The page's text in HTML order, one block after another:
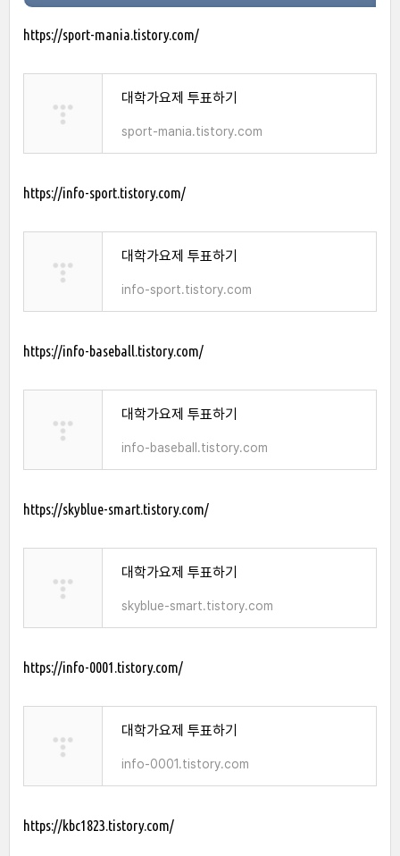
https://sport-mania.tistory.com/
대학가요제 투표하기
sport-mania.tistory.com
https://info-sport.tistory.com/
대학가요제 투표하기
info-sport.tistory.com
https://info-baseball.tistory.com/
대학가요제 투표하기
info-baseball.tistory.com
https://skyblue-smart.tistory.com/
대학가요제 투표하기
skyblue-smart.tistory.com
https://info-0001.tistory.com/
대학가요제 투표하기
info-0001.tistory.com
https://kbc1823.tistory.com/